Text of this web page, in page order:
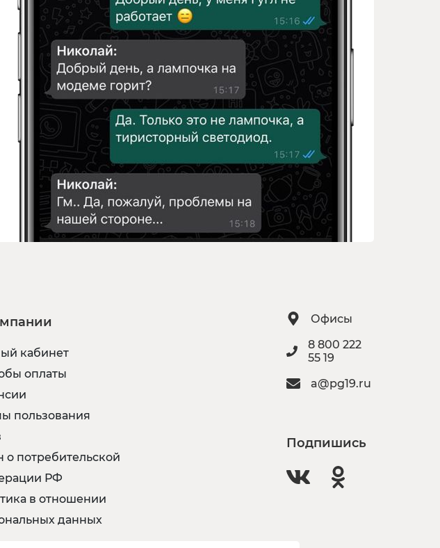
кабинет
оплаты
пользования
о потребительской
РФ
в отношении
данных
Офисы
8 800 222
55 19
a@pg19.ru
Подпишись